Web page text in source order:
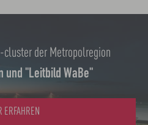
und "Leitbild WaBe"
cluster der Metropolregion
ERFAHREN